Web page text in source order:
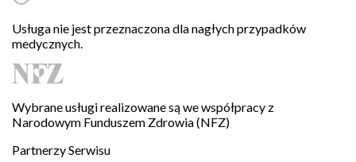
Usługa nie jest przeznaczona dla nagłych przypadków
medycznych.
Wybrane usługi realizowane są we współpracy z
Narodowym Funduszem Zdrowia (NFZ)
Partnerzy Serwisu